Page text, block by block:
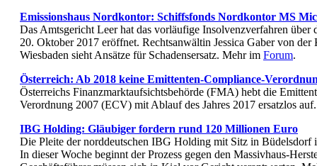
Emissionshaus Nordkontor: Schiffsfonds Nordkontor MS
Das Amtsgericht Leer hat das vorläufige Insolvenzverfahren über
20. Oktober 2017 eröffnet. Rechtsanwältin Jessica Gaber von der
Wiesbaden sieht Ansätze für Schadensersatz. Mehr im Forum.
Österreich: Ab 2018 keine Emittenten-Compliance-
Österreichs Finanzmarktaufsichtsbehörde (FMA) hebt die
Verordnung 2007 (ECV) mit Ablauf des Jahres 2017 ersatzlos
IBG Holding: Gläubiger fordern rund 120 Millionen Euro
Die Pleite der norddeutschen IBG Holding mit Sitz in Büdelsdorf
In dieser Woche beginnt der Prozess gegen den Massivhaus-